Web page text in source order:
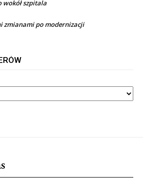
wokół szpitala
zmianami po modernizacji